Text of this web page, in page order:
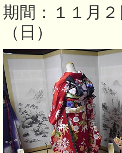
期間：１１月
（日）